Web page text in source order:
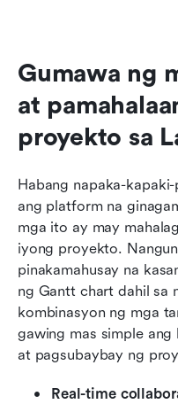
Gumawa ng
at
proyekto sa
Habang napaka-
ang platform na
mga ito ay may
iyong proyekto.
pinakamahusay na
ng Gantt chart dahil sa
kombinasyon ng mga
gawing mas simple
at pagsubaybay ng
Real-time